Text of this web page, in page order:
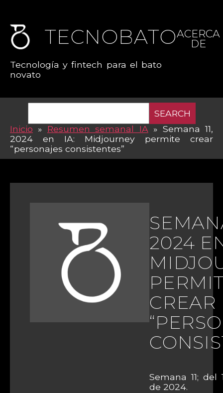
TECNOBATO
Tecnología y fintech para el bato
novato
ACERCA
DE
SEARCH
Inicio » Resumen semanal IA » Semana 11,
2024 en IA: Midjourney permite crear
“personajes consistentes”
2024
CREAR
Semana 11; del
de 2024.